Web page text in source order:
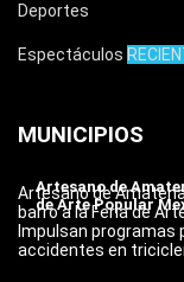
Deportes
Espectáculos
MUNICIPIOS
Artesano de
de Arte Popular
Artesano de
barro a la Feria de
Impulsan programas
accidentes en